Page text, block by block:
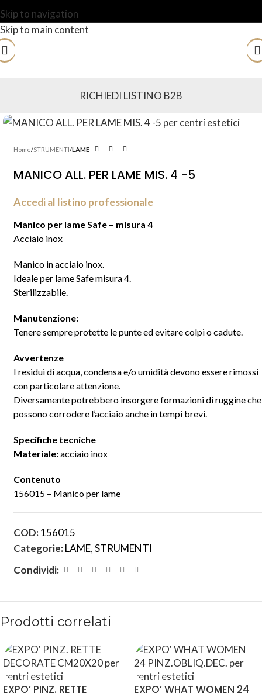
Skip to navigation
Skip to main content
RICHIEDI LISTINO B2B
Home STRUMENTI LAME
MANICO ALL. PER LAME MIS. 4 -5
Accedi al listino professionale
Manico per lame Safe – misura 4
Acciaio inox
Manico in acciaio inox.
Ideale per lame Safe misura 4.
Sterilizzabile.
Manutenzione:
Tenere sempre protette le punte ed evitare colpi o cadute.
Avvertenze
I residui di acqua, condensa e/o umidità devono essere rimossi
con particolare attenzione.
Diversamente potrebbero insorgere formazioni di ruggine che
possono corrodere l’acciaio anche in tempi brevi.
Specifiche tecniche
Materiale:acciaio inox
Contenuto
156015 – Manico per lame
COD:156015
Categorie:LAME,STRUMENTI
Condividi:
Prodotti correlati
EXPO’ PINZ. RETTE
EXPO’ WHAT WOMEN 24